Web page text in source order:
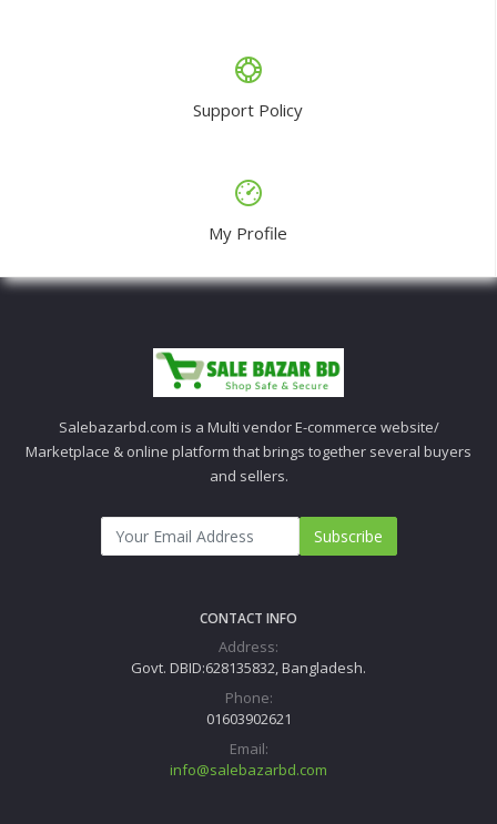
Support Policy
My Profile
Salebazarbd.com is a Multi vendor E-commerce website/
Marketplace & online platform that brings together several buyers
and sellers.
Subscribe
CONTACT INFO
Address:
Govt. DBID:628135832, Bangladesh.
Phone:
01603902621
Email:
info@salebazarbd.com